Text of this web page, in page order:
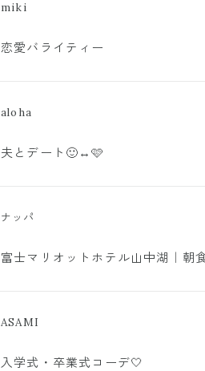
miki
恋愛バライティー
aloha
夫とデート🙂‍↔️🩷
ナッパ
富士マリオットホテル山中湖｜朝
ASAMI
入学式・卒業式コーデ🤍